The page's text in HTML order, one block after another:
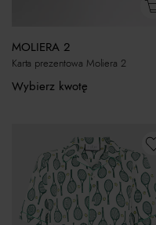
MOLIERA 2
Karta prezentowa Moliera 2
Wybierz kwotę